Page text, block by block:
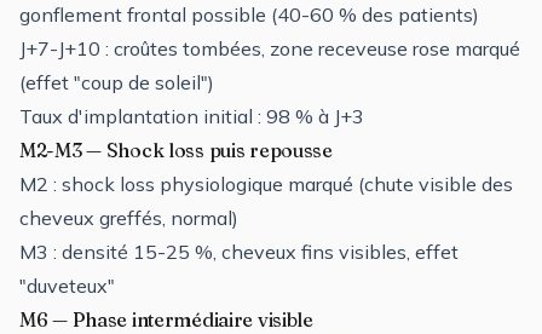
gonflement frontal possible (40-60 % des patients)
J+7-J+10 : croûtes tombées, zone receveuse rose marqué
(effet "coup de soleil")
Taux d'implantation initial : 98 % à J+3
M2-M3 — Shock loss puis repousse
M2 : shock loss physiologique marqué (chute visible des
cheveux greffés, normal)
M3 : densité 15-25 %, cheveux fins visibles, effet
"duveteux"
M6 — Phase intermédiaire visible